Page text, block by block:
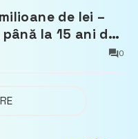
de lei –
la 15 ani de
0